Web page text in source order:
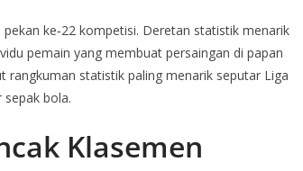
ke‑22 kompetisi. Deretan statistik menarik
pemain yang membuat persaingan di papan
rangkuman statistik paling menarik seputar Liga
bola.
Klasemen